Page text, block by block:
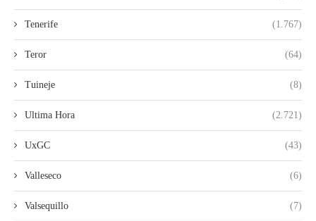
Tenerife (1.767)
Teror (64)
Tuineje (8)
Ultima Hora (2.721)
UxGC (43)
Valleseco (6)
Valsequillo (7)